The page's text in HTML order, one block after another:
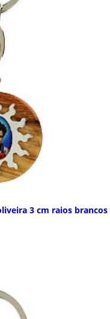
3 cm raios brancos